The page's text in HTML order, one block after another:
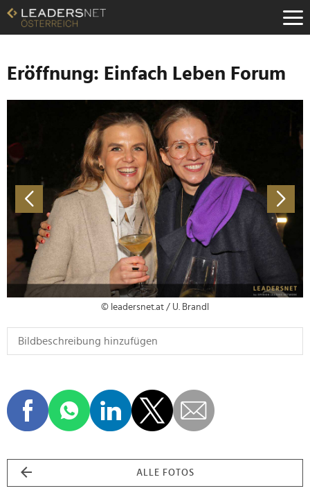
Zum
Inhalt
Zur
Navigation
Zur
Hauptnavigation
Eröffnung: Einfach Leben Forum
© leadersnet.at / U. Brandl
ALLE FOTOS